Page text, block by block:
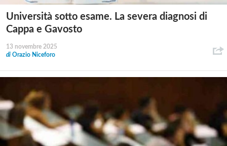
Università sotto esame. La severa diagnosi di
Cappa e Gavosto
13 novembre 2025
di Orazio Niceforo